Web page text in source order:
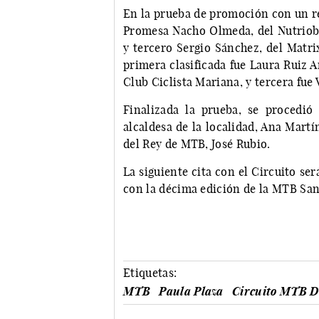
En la prueba de promoción con un
Promesa Nacho Olmeda, del
y tercero Sergio Sánchez, del
primera clasificada fue Laura Ruiz
Club Ciclista Mariana, y tercera fue
Finalizada la prueba, se
alcaldesa de la localidad, Ana
del Rey de MTB, José Rubio.
La siguiente cita con el Circuito
con la décima edición de la MTB
Etiquetas:
MTB
Paula Plaza Circuito MTB